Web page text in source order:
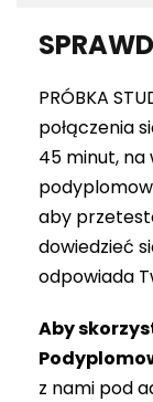
PRÓBKA
połączenia
45 minut,
aby
dowiedzieć
odpowiada
Aby
z nami pod